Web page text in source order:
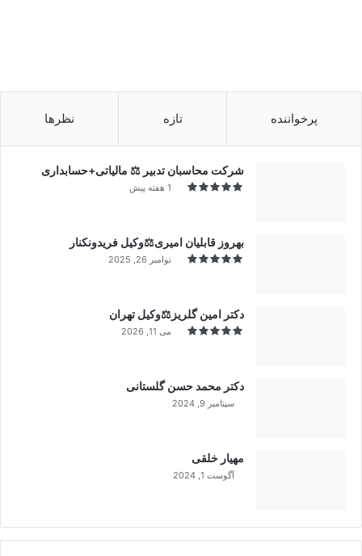
پرخواننده تازه نظرها
شرکت محاسبان تدبیر ⚖️ مالیاتی+حسابداری
1 هفته پیش
بهروز قابلیان امیری⚖️وکیل فریدونکنار
نوامبر 26, 2025
دکتر امین گلریز⚖️وکیل تهران
می 11, 2026
دکتر محمد حسن گلستانی
سپتامبر 9, 2024
مهیار خلقی
آگوست 1, 2024